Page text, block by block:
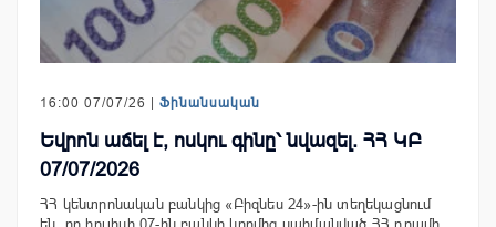
16:00 07/07/26 | Ֆինանսական
Եվրոն աճել է, ոսկու գինը՝ նվազել. ՀՀ ԿԲ
07/07/2026
ՀՀ կենտրոնական բանկից «Բիզնես 24»-ին տեղեկացնում